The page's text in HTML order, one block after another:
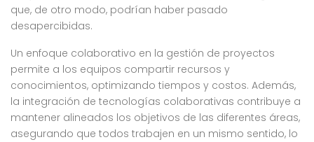
que, de otro modo, podrían haber pasado
desapercibidas.
Un enfoque colaborativo en la gestión de proyectos
permite a los equipos compartir recursos y
conocimientos, optimizando tiempos y costos. Además,
la integración de tecnologías colaborativas contribuye a
mantener alineados los objetivos de las diferentes áreas,
asegurando que todos trabajen en un mismo sentido, lo